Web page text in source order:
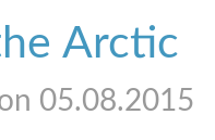
Arctic
05.08.2015